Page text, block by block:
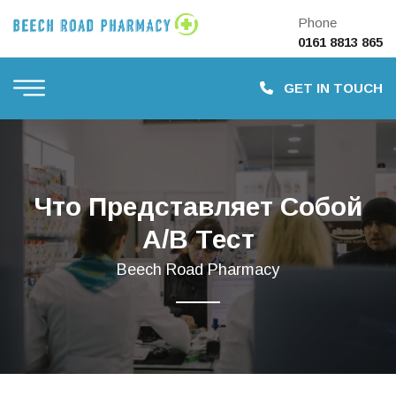
Phone
0161 8813 865
GET IN TOUCH
Что Представляет Собой
A/B Тест
Beech Road Pharmacy